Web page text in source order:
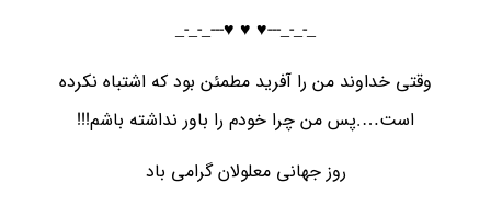
_-_-_---♥️ ♥️ ♥️---_-_-_
وقتی خداوند من را آفرید مطمئن بود که اشتباه نکرده
است….پس من چرا خودم را باور نداشته باشم!!!
روز جهانی معلولان گرامی باد